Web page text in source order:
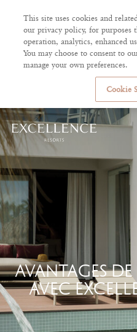
AVANTAGES
AVEC
This site uses cookies and
our privacy policy, for purposes
operation, analytics, enhanced
You may choose to consent to
manage your own preferences.
Cookie